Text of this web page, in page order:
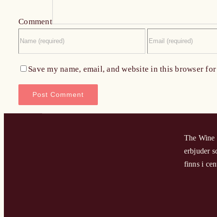
Comment
Save my name, email, and website in this browser
The Wine
erbjuder
finns i